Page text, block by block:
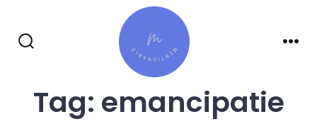
overslaan
Tag: emancipatie